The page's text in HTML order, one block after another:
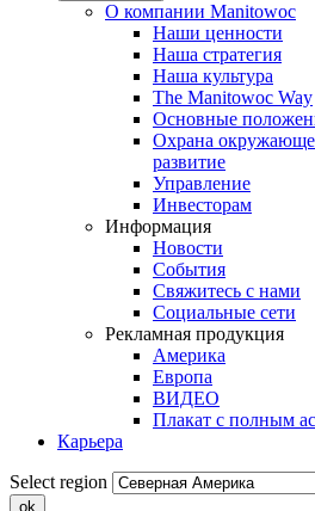
О компании Manitowoc
Наши ценности
Наша стратегия
Наша культура
The Manitowoc Way
Основные
Охрана
развитие
Управление
Инвесторам
Информация
Новости
События
Свяжитесь с нами
Социальные сети
Рекламная продукция
Америка
Европа
ВИДЕО
Плакат с полным
Карьера
Select region